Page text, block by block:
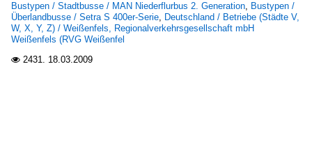
Bustypen / Stadtbusse / MAN Niederflurbus 2. Generation, Bustypen /
Überlandbusse / Setra S 400er-Serie, Deutschland / Betriebe (Städte V,
W, X, Y, Z) / Weißenfels, Regionalverkehrsgesellschaft mbH
Weißenfels (RVG Weißenfel
 2431. 18.03.2009